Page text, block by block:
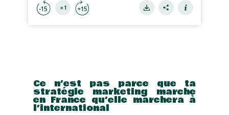
Ce n’est pas parce que ta
stratégie marketing marche
en France qu’elle marchera à
l’international